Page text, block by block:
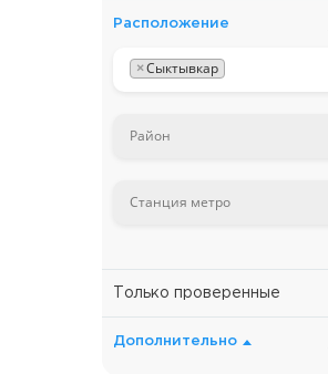
Расположение
×Сыктывкар
Только проверенные
Дополнительно